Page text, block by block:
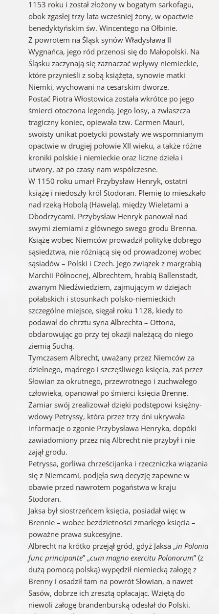
1153 roku i został złożony w bogatym sarkofagu,
obok zgasłej trzy lata wcześniej żony, w opactwie
benedyktyńskim św. Wincentego na Ołbinie.
Z powrotem na Śląsk synów Władysława II
Wygnańca, jego ród przenosi się do Małopolski. Na
Śląsku zaczynają się zaznaczać wpływy niemieckie,
które przynieśli z sobą książęta, synowie matki
Niemki, wychowani na cesarskim dworze.
Postać Piotra Włostowica została wkrótce po jego
śmierci otoczona legendą. Jego losy, a zwłaszcza
tragiczny koniec, opiewała tzw. Carmen Mauri,
swoisty unikat poetycki powstały we wspomnianym
opactwie w drugiej połowie XII wieku, a także różne
kroniki polskie i niemieckie oraz liczne dzieła i
utwory, aż po czasy nam współczesne.
W 1150 roku umarł Przybysław Henryk, ostatni
książę i niedoszły król Stodoran. Plemię to mieszkało
nad rzeką Hobolą (Hawelą), między Wieletami a
Obodrzycami. Przybysław Henryk panował nad
swymi ziemiami z głównego swego grodu Brenna.
Książę wobec Niemców prowadził politykę dobrego
sąsiedztwa, nie różniącą się od prowadzonej wobec
sąsiadów – Polski i Czech. Jego związek z margrabią
Marchii Północnej, Albrechtem, hrabią Ballenstadt,
zwanym Niedźwiedziem, zajmującym w dziejach
połabskich i stosunkach polsko-niemieckich
szczególne miejsce, sięgał roku 1128, kiedy to
podawał do chrztu syna Albrechta – Ottona,
obdarowując go przy tej okazji należącą do niego
ziemią Suchą.
Tymczasem Albrecht, uważany przez Niemców za
dzielnego, mądrego i szczęśliwego księcia, zaś przez
Słowian za okrutnego, przewrotnego i zuchwałego
człowieka, opanował po śmierci księcia Brennę.
Zamiar swój zrealizował dzięki podstępowi księżny-
wdowy Petryssy, która przez trzy dni ukrywała
informacje o zgonie Przybysława Henryka, dopóki
zawiadomiony przez nią Albrecht nie przybył i nie
zajął grodu.
Petryssa, gorliwa chrześcijanka i rzeczniczka wiązania
się z Niemcami, podjęła swą decyzję zapewne w
obawie przed nawrotem pogaństwa w kraju
Stodoran.
Jaksa był siostrzeńcem księcia, posiadał więc w
Brennie – wobec bezdzietności zmarłego księcia –
poważne prawa sukcesyjne.
Albrecht na krótko przejął gród, gdyż Jaksa „in Polonia
func principante” „cum magno exercitu Polonorum” (z
dużą pomocą polską) wypędził niemiecką załogę z
Brenny i osadził tam na powrót Słowian, a nawet
Sasów, dobrze ich zresztą opłacając. Wziętą do
niewoli załogę brandenburską odesłał do Polski.